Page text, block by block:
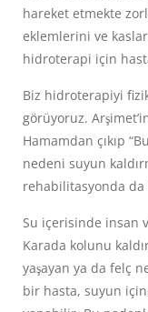
hareket etmekte
eklemlerini ve
hidroterapi için
Biz hidroterapiyi
görüyoruz.
Hamamdan çıkıp
nedeni suyun
rehabilitasyonda
Su içerisinde insan
Karada kolunu
yaşayan ya da felç
bir hasta, suyun